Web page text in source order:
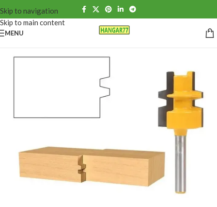
Skip to navigation
Skip to main content
MENU